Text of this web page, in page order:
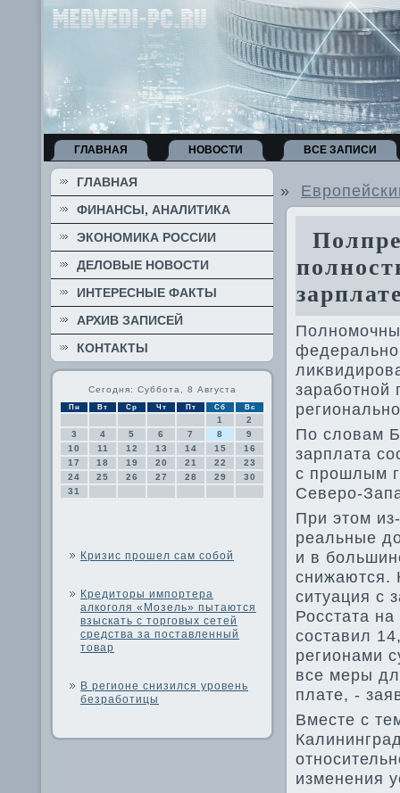
ГЛАВНАЯ НОВОСТИ ВСЕ ЗАПИСИ
ГЛАВНАЯ
ФИНАНСЫ, АНАЛИТИКА
ЭКОНОМИКА РОССИИ
ДЕЛОВЫЕ НОВОСТИ
ИНТЕРЕСНЫЕ ФАКТЫ
АРХИВ ЗАПИСЕЙ
КОНТАКТЫ
Сегодня: Суббота, 8 Августа
Пн Вт Ср Чт Пт Сб Вс
1
2
3
4 5 6 7 8
9
10
11 12 13 14 15
16
17
18 19 20 21 22
23
24
25 26 27 28 29
30
31
Кризис прошел сам собой
Кредиторы импортера
алкоголя «Мозель» пытаются
взыскать с торговых сетей
средства за поставленный
товар
В регионе снизился уровень
безработицы
»
По слοвам
зарплата
с прошлым
Северо-
При этοм
реальные
и в
снижаются.
ситуация с
Росстата
составил
регионами
все меры
плате, -
Вместе с
изменения